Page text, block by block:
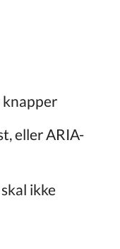
knapper
eller ARIA-
ikke